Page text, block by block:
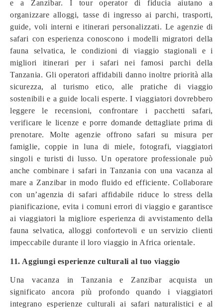
e a Zanzibar. I tour operator di fiducia aiutano a
organizzare alloggi, tasse di ingresso ai parchi, trasporti,
guide, voli interni e itinerari personalizzati. Le agenzie di
safari con esperienza conoscono i modelli migratori della
fauna selvatica, le condizioni di viaggio stagionali e i
migliori itinerari per i safari nei famosi parchi della
Tanzania. Gli operatori affidabili danno inoltre priorità alla
sicurezza, al turismo etico, alle pratiche di viaggio
sostenibili e a guide locali esperte. I viaggiatori dovrebbero
leggere le recensioni, confrontare i pacchetti safari,
verificare le licenze e porre domande dettagliate prima di
prenotare. Molte agenzie offrono safari su misura per
famiglie, coppie in luna di miele, fotografi, viaggiatori
singoli e turisti di lusso. Un operatore professionale può
anche combinare i safari in Tanzania con una vacanza al
mare a Zanzibar in modo fluido ed efficiente. Collaborare
con un’agenzia di safari affidabile riduce lo stress della
pianificazione, evita i comuni errori di viaggio e garantisce
ai viaggiatori la migliore esperienza di avvistamento della
fauna selvatica, alloggi confortevoli e un servizio clienti
impeccabile durante il loro viaggio in Africa orientale.
11. Aggiungi esperienze culturali al tuo viaggio
Una vacanza in Tanzania e Zanzibar acquista un
significato ancora più profondo quando i viaggiatori
integrano esperienze culturali ai safari naturalistici e al